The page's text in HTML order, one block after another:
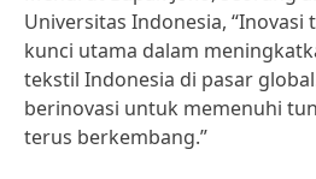
Universitas Indonesia,
kunci utama dalam
tekstil Indonesia di pasar
berinovasi untuk memenuhi
terus berkembang.”